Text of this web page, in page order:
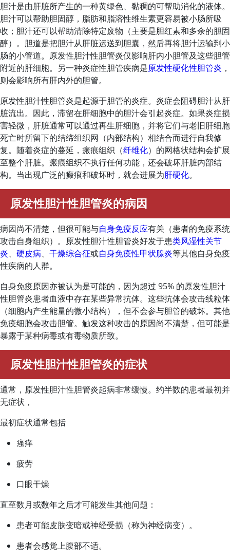
胆汁是由肝脏所产生的一种黄绿色、黏稠的可帮助消化的液体。
胆汁可以帮助胆固醇，脂肪和脂溶性维生素更容易被小肠所吸
收；胆汁还可以帮助清除特定废物（主要是胆红素和多余的胆固
醇）。胆道是把胆汁从肝脏运送到胆囊，然后再将胆汁运输到小
肠的小管道。原发性胆汁性胆管炎仅影响肝内小胆管及这些胆管
附近的肝细胞。另一种炎症性胆管疾病是原发性硬化性胆管炎 ，
则会影响所有肝内外的胆管。
原发性胆汁性胆管炎是起源于胆管的炎症。炎症会阻碍胆汁从肝
脏流出。因此，滞留在肝细胞中的胆汁会引起炎症。如果炎症损
害轻微，肝脏通常可以通过再生肝细胞，并将它们与老旧肝细胞
死亡时所留下的结缔组织网（内部结构）相结合而进行自我修
复。随着炎症的蔓延，瘢痕组织（纤维化）的网格状结构会扩展
至整个肝脏。瘢痕组织不执行任何功能，还会破坏肝脏内部结
构。当出现广泛的瘢痕和破坏时，就会进展为肝硬化。
原发性胆汁性胆管炎的病因
病因尚不清楚，但很可能与自身免疫反应有关（患者的免疫系统
攻击自身组织）。原发性胆汁性胆管炎好发于患类风湿性关节
炎、 硬皮病、 干燥综合征或自身免疫性甲状腺炎等其他自身免疫
性疾病的人群。
自身免疫原因亦被认为是可能的，因为超过 95% 的原发性胆汁
性胆管炎患者血液中存在某些异常抗体。这些抗体会攻击线粒体
（细胞内产生能量的微小结构），但不会参与胆管的破坏。其他
免疫细胞会攻击胆管。触发这种攻击的原因尚不清楚，但可能是
暴露于某种病毒或有毒物质所致。
原发性胆汁性胆管炎的症状
通常，原发性胆汁性胆管炎起病非常缓慢。约半数的患者最初并
无症状，
最初症状通常包括
瘙痒
疲劳
口眼干燥
直至数月或数年之后才可能发生其他问题：
患者可能皮肤变暗或神经受损（称为神经病变）。
患者会感觉上腹部不适。